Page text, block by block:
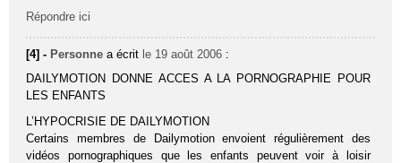
Répondre ici
[4] - Personne a écrit le 19 août 2006 :
DAILYMOTION DONNE ACCES A LA PORNOGRAPHIE POUR
LES ENFANTS
L’HYPOCRISIE DE DAILYMOTION
Certains membres de Dailymotion envoient régulièrement des
vidéos pornographiques que les enfants peuvent voir à loisir